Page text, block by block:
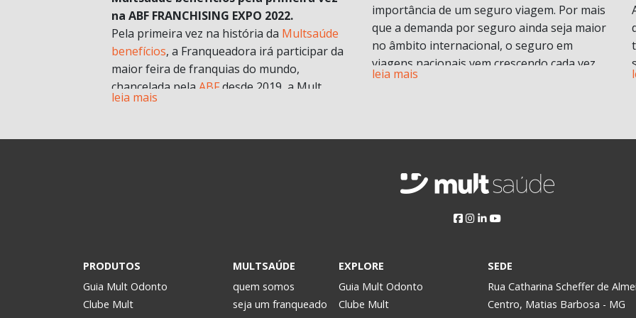
na ABF FRANCHISING EXPO 2022.
Pela primeira vez na história da Multsaúde
benefícios, a Franqueadora irá participar da
maior feira de franquias do mundo,
chancelada pela ABFdesde 2019, a Mult
chegará com muitas novidades e
A grande aposta da Mult para a Feira ABF
estratégias para estar mais próxima da
realidade dos potenciais investidores. Assim,
passou a oferecer os formatos de
leia mais
importância de um seguro viagem. Por mais
que a demanda por seguro ainda seja maior
no âmbito internacional, o seguro em
viagens nacionais vem crescendo cada vez
mais por procura de informações.
O que é seguro viagem?
Esse modelo de seguro normalmente cobre
Isso engloba despesas médicas e
contratempos com a própria viagem.
Pode ser contratado para viagens nacionais
leia mais
PRODUTOS
Guia Mult Odonto
Clube Mult
MULTSAÚDE
quem somos
seja um franqueado
EXPLORE
Guia Mult Odonto
Clube Mult
SEDE
Rua Catharina Scheffer de
Centro, Matias Barbosa - MG